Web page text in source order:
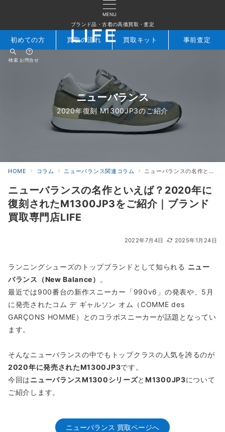
MENU
ブランド品・古着の高価買取・査定
検索 お問合せ
初めての方 買取の流れ 買取キット 事前査定
ニューバランス
2020年復刻 M1300JP3のご紹介
HOME コラム ニューバランス関連コラム ニューバランスの名作といえば？2020年に復刻されたM1300JP3をご紹介｜ブランド買取専門店LIFE
ニューバランスの名作といえば？2020年に
復刻されたM1300JP3をご紹介｜ブランド
買取専門店LIFE
2022年7月4日 2025年1月24日
ランニングシューズのトップブランドとして知られる ニュー
バランス（New Balance）
。
最近では900番台の新作スニーカー「990v6」の発表や、5月
に発売されたコム デ ギャルソン オム（COMME des
GARÇONS HOMME）とのコラボスニーカーが話題となってい
ます。
そんなニューバランスの中でもトップクラスの人気を誇るのが
2020年に発売されたM1300JP3です。
今回はニューバランスM1300シリーズとM1300JP3について
ご紹介します。
ニューバランス 買取ページへ